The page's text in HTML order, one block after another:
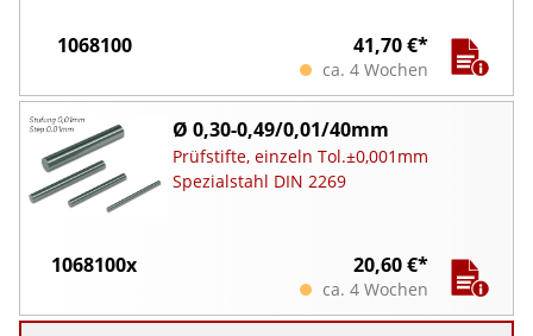
1068100 41,70 €*
ca. 4 Wochen
Ø 0,30-0,49/0,01/40mm
Prüfstifte, einzeln Tol.±0,001mm
Spezialstahl DIN 2269
1068100x 20,60 €*
ca. 4 Wochen